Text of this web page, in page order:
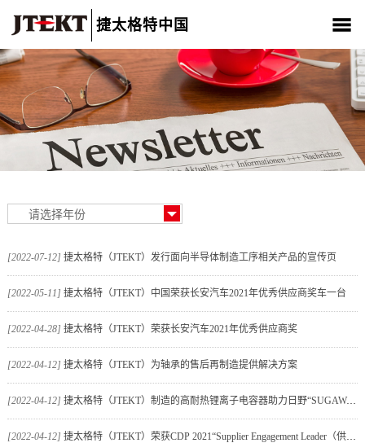
捷太格特中国
关于我们 产品介绍 新闻中心 CSR 人材招聘
联系我们
[2022-07-12] 捷太格特（JTEKT）发行面向半导体制造工序相关产品的宣传页
[2022-05-11] 捷太格特（JTEKT）中国荣获长安汽车2021年优秀供应商奖车一台
[2022-04-28] 捷太格特（JTEKT）荣获长安汽车2021年优秀供应商奖
[2022-04-12] 捷太格特（JTEKT）为轴承的售后再制造提供解决方案
[2022-04-12] 捷太格特（JTEKT）制造的高耐热锂离子电容器助力日野“SUGAWARA”车队参加2022达
[2022-04-12] 捷太格特（JTEKT）荣获CDP 2021“Supplier Engagement Leader（供应链参与领导者）”称号